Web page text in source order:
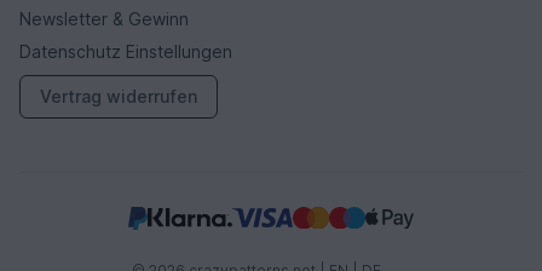
Newsletter & Gewinn
Datenschutz Einstellungen
Vertrag widerrufen